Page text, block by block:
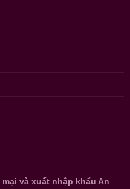
và xuất nhập khẩu An